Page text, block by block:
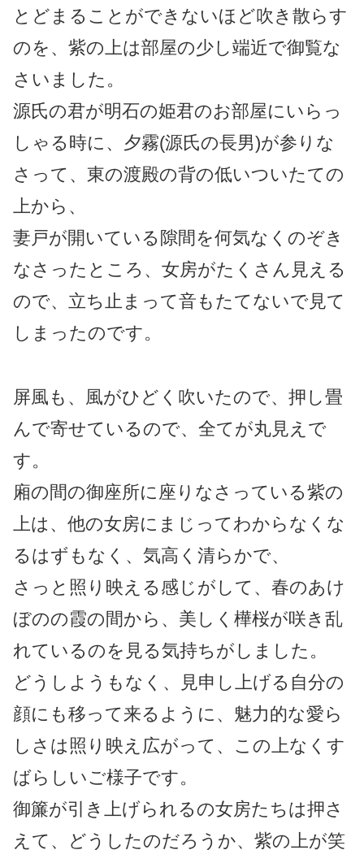
とどまることができないほど吹き散らす
のを、紫の上は部屋の少し端近で御覧な
さいました。
源氏の君が明石の姫君のお部屋にいらっ
しゃる時に、夕霧(源氏の長男)が参りな
さって、東の渡殿の背の低いついたての
上から、
妻戸が開いている隙間を何気なくのぞき
なさったところ、女房がたくさん見える
ので、立ち止まって音もたてないで見て
しまったのです。
屏風も、風がひどく吹いたので、押し畳
んで寄せているので、全てが丸見えで
す。
廂の間の御座所に座りなさっている紫の
上は、他の女房にまじってわからなくな
るはずもなく、気高く清らかで、
さっと照り映える感じがして、春のあけ
ぼのの霞の間から、美しく樺桜が咲き乱
れているのを見る気持ちがしました。
どうしようもなく、見申し上げる自分の
顔にも移って来るように、魅力的な愛ら
しさは照り映え広がって、この上なくす
ばらしいご様子です。
御簾が引き上げられるの女房たちは押さ
えて、どうしたのだろうか、紫の上が笑